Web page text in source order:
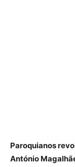
Paroquianos
António